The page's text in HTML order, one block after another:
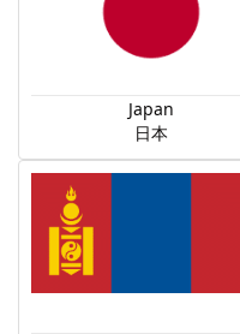
Japan
日本